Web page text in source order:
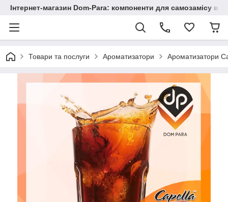
Інтернет-магазин Dom-Para: компоненти для самозамісу
Товари та послуги Ароматизатори Ароматизатори